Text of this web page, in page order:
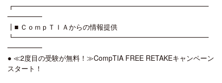
┏━━━━━━━━━━━━━━━━━━━━━━━━━━━━
━━━━━
┃■ ＣｏｍｐＴＩＡからの情報提供
┗━━━━━━━━━━━━━━━━━━━━━━━━━━━━
━━━━━
● ≪2度目の受験が無料！≫CompTIA FREE RETAKEキャンペーン
スタート！